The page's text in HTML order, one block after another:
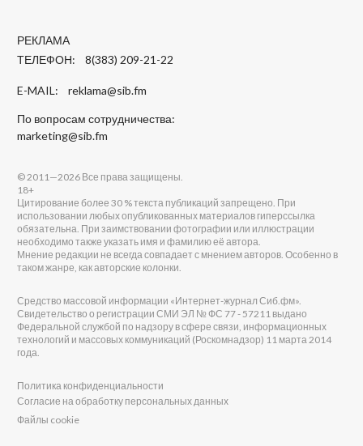
РЕКЛАМА
ТЕЛЕФОН: 8(383) 209-21-22
E-MAIL: reklama@sib.fm
По вопросам сотрудничества:
marketing@sib.fm
© 2011—2026 Все права защищены.
18+
Цитирование более 30 % текста публикаций запрещено. При
использовании любых опубликованных материалов гиперссылка
обязательна. При заимствовании фотографии или иллюстрации
необходимо также указать имя и фамилию её автора.
Мнение редакции не всегда совпадает с мнением авторов. Особенно в
таком жанре, как авторские колонки.
Средство массовой информации «Интернет-журнал Сиб.фм».
Свидетельство о регистрации СМИ ЭЛ № ФС 77 - 57211 выдано
Федеральной службой по надзору в сфере связи, информационных
технологий и массовых коммуникаций (Роскомнадзор) 11 марта 2014
года.
Политика конфиденциальности
Согласие на обработку персональных данных
Файлы cookie